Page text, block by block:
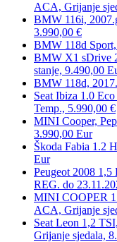
ACA, Grijanje
BMW 116i,
3.990,00 €
BMW 118d
BMW X1 sDrive
stanje, 9.490,00
BMW 118d,
Seat Ibiza 1.0
Temp., 5.990,00 €
MINI Cooper,
3.990,00 Eur
Škoda Fabia 1.2
Eur
Peugeot 2008
REG. do
MINI COOPER
ACA, Grijanje
Seat Leon 1,2
Grijanje sjedala,